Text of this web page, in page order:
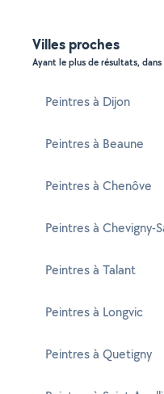
Villes proches
Ayant le plus de résultats,
Peintres à Dijon
Peintres à Beaune
Peintres à Chenôve
Peintres à Chevigny-
Peintres à Talant
Peintres à Longvic
Peintres à Quetigny